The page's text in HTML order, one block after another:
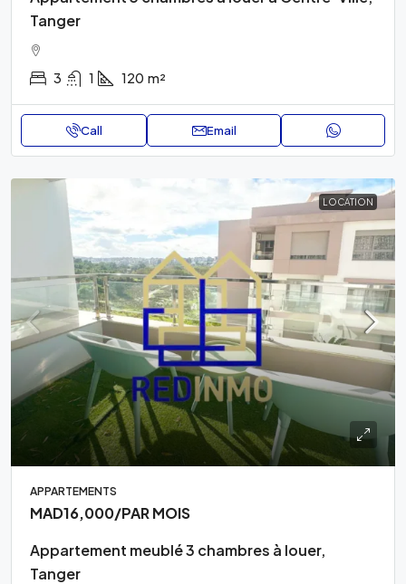
Tanger
3 1 120 m²
Call Email
LOCATION
APPARTEMENTS
MAD16,000/PAR MOIS
Appartement meublé 3 chambres à louer,
Tanger